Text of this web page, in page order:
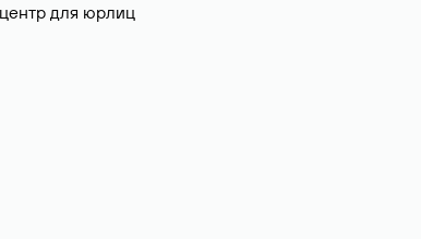
для юрлиц